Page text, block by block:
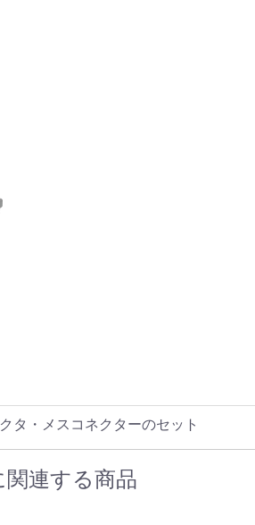
タ・メスコネクターのセット
関連する商品